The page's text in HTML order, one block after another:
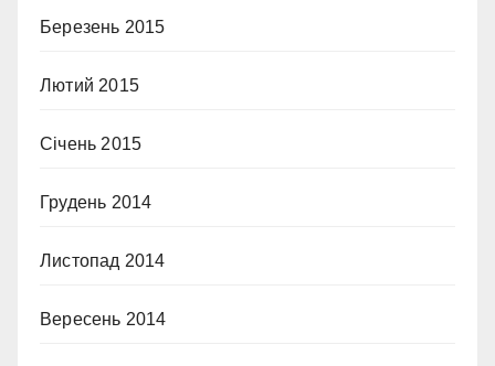
Березень 2015
Лютий 2015
Січень 2015
Грудень 2014
Листопад 2014
Вересень 2014